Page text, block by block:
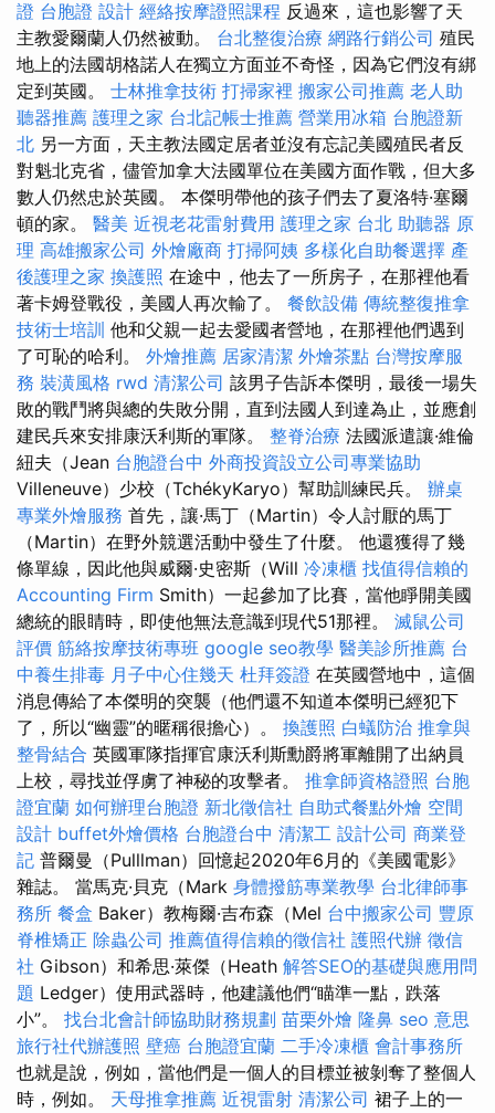
證 台胞證 設計 經絡按摩證照課程 反過來，這也影響了天
主教愛爾蘭人仍​​然被動。 台北整復治療 網路行銷公司 殖民
地上的法國胡格諾人在獨立方面並不奇怪，因為它們沒有綁
定到英國。 士林推拿技術 打掃家裡 搬家公司推薦 老人助
聽器推薦 護理之家 台北記帳士推薦 營業用冰箱 台胞證新
北 另一方面，天主教法國定居者並沒有忘記美國殖民者反
對魁北克省，儘管加拿大法國單位在美國方面作戰，但大多
數人仍然忠於英國。 本傑明帶他的孩子們去了夏洛特·塞爾
頓的家。 醫美 近視老花雷射費用 護理之家 台北 助聽器 原
理 高雄搬家公司 外燴廠商 打掃阿姨 多樣化自助餐選擇 產
後護理之家 換護照 在途中，他去了一所房子，在那裡他看
著卡姆登戰役，美國人再次輸了。 餐飲設備 傳統整復推拿
技術士培訓 他和父親一起去愛國者營地，在那裡他們遇到
了可恥的哈利。 外燴推薦 居家清潔 外燴茶點 台灣按摩服
務 裝潢風格 rwd 清潔公司 該男子告訴本傑明，最後一場失
敗的戰鬥將與總的失敗分開，直到法國人到達為止，並應創
建民兵來安排康沃利斯的軍隊。 整脊治療 法國派遣讓·維倫
紐夫（Jean 台胞證台中 外商投資設立公司專業協助
Villeneuve）少校（TchékyKaryo）幫助訓練民兵。 辦桌
專業外燴服務 首先，讓·馬丁（Martin）令人討厭的馬丁
（Martin）在野外競選活動中發生了什麼。 他還獲得了幾
條單線，因此他與威爾·史密斯（Will 冷凍櫃 找值得信賴的
Accounting Firm Smith）一起參加了比賽，當他睜開美國
總統的眼睛時，即使他無法意識到現代51那裡。 滅鼠公司
評價 筋絡按摩技術專班 google seo教學 醫美診所推薦 台
中養生排毒 月子中心住幾天 杜拜簽證 在英國營地中，這個
消息傳給了本傑明的突襲（他們還不知道本傑明已經犯下
了，所以“幽靈”的暱稱很擔心）。 換護照 白蟻防治 推拿與
整骨結合 英國軍隊指揮官康沃利斯勳爵將軍離開了出納員
上校，尋找並俘虜了神秘的攻擊者。 推拿師資格證照 台胞
證宜蘭 如何辦理台胞證 新北徵信社 自助式餐點外燴 空間
設計 buffet外燴價格 台胞證台中 清潔工 設計公司 商業登
記 普爾曼（Pulllman）回憶起2020年6月的《美國電影》
雜誌。 當馬克·貝克（Mark 身體撥筋專業教學 台北律師事
務所 餐盒 Ba​​ker）教梅爾·吉布森（Mel 台中搬家公司 豐原
脊椎矯正 除蟲公司 推薦值得信賴的徵信社 護照代辦 徵信
社 Gibson）和希思·萊傑（Heath 解答SEO的基礎與應用問
題 Ledger）使用武器時，他建議他們“瞄準一點，跌落
小”。 找台北會計師協助財務規劃 苗栗外燴 隆鼻 seo 意思
旅行社代辦護照 壁癌 台胞證宜蘭 二手冷凍櫃 會計事務所
也就是說，例如，當他們是一個人的目標並被剝奪了整個人
時，例如。 天母推拿推薦 近視雷射 清潔公司 裙子上的一